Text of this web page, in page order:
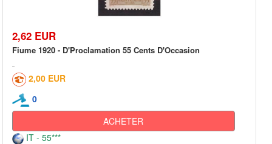
2,62 EUR
Fiume 1920 - D'Proclamation 55 Cents D'Occasion
2,00 EUR
0
ACHETER
IT - 55***